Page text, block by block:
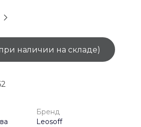
наличии на складе)
Бренд
Leosoff